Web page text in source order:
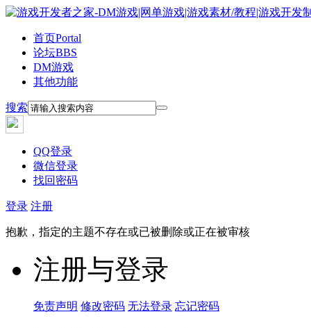
首页Portal
论坛BBS
DM游戏
其他功能
搜索
QQ登录
微信登录
找回密码
登录 注册
抱歉，指定的主题不存在或已被删除或正在被审核
注册与登录
免责声明 修改密码 无法登录 忘记密码